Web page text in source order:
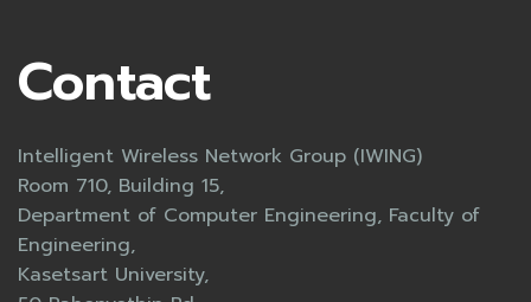
Contact
Intelligent Wireless Network Group (IWING)
Room 710, Building 15,
Department of Computer Engineering, Faculty of
Engineering,
Kasetsart University,